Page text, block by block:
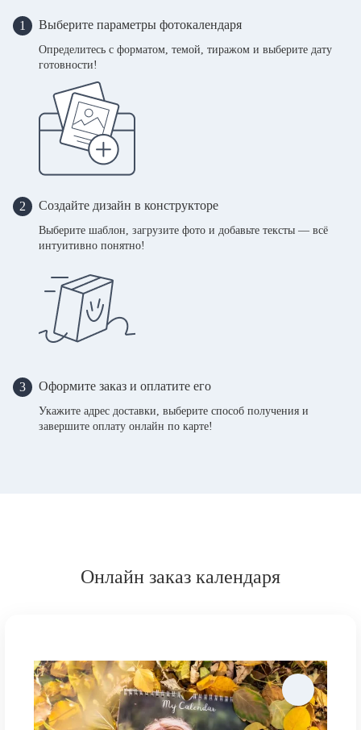
1 Выберите параметры фотокалендаря
Определитесь с форматом, темой, тиражом и выберите дату
готовности!
2 Создайте дизайн в конструкторе
Выберите шаблон, загрузите фото и добавьте тексты — всё
интуитивно понятно!
3 Оформите заказ и оплатите его
Укажите адрес доставки, выберите способ получения и
завершите оплату онлайн по карте!
Онлайн заказ календаря